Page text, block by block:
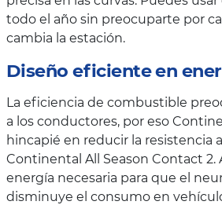
todo el año sin preocuparte por
cambia la estación.
Diseño eficiente en
La eficiencia de combustible
a los conductores, por eso
hincapié en reducir la resistencia
Continental All Season Contact 2.
energía necesaria para que el
disminuye el consumo en